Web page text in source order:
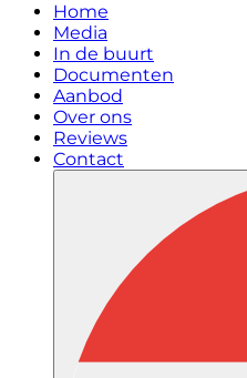
Home
Media
In de buurt
Documenten
Aanbod
Over ons
Reviews
Contact